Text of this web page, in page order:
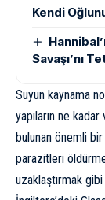
Kendi
Savaşı’nı
Suyun kaynama
yapıların ne
bulunan önemli
parazitleri
uzaklaştırmak